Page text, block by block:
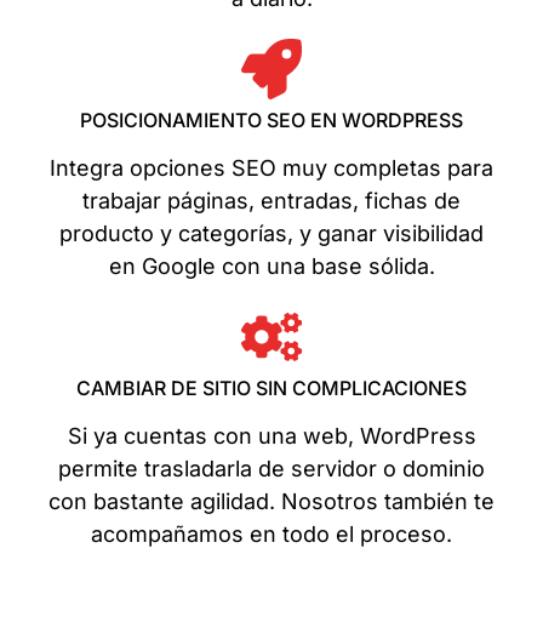
POSICIONAMIENTO SEO EN WORDPRESS
Integra opciones SEO muy completas para
trabajar páginas, entradas, fichas de
producto y categorías, y ganar visibilidad
en Google con una base sólida.
CAMBIAR DE SITIO SIN COMPLICACIONES
Si ya cuentas con una web, WordPress
permite trasladarla de servidor o dominio
con bastante agilidad. Nosotros también te
acompañamos en todo el proceso.